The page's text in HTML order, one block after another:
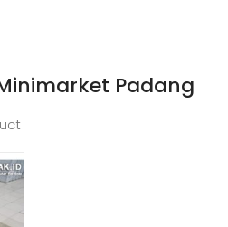
Padang